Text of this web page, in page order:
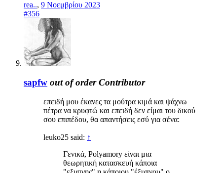
rea.., 9 Νοεμβρίου 2023
#356
sapfw out of order Contributor
επειδή μου έκανες τα μούτρα κιμά και ψάχνω
πέτρα να κρυφτώ και επειδή δεν είμαι του δικού
σου επιπέδου, θα απαντήσεις εσύ για σένα:
leuko25 said: ↑
Γενικά, Polyamory είναι μια
θεωρητική κατασκευή κάποια